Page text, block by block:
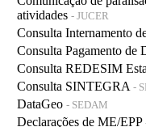
atividades - JUCER
Consulta Internamento
Consulta Pagamento de
Consulta REDESIM
Consulta SINTEGRA -
DataGeo - SEDAM
Declarações de ME/EPP